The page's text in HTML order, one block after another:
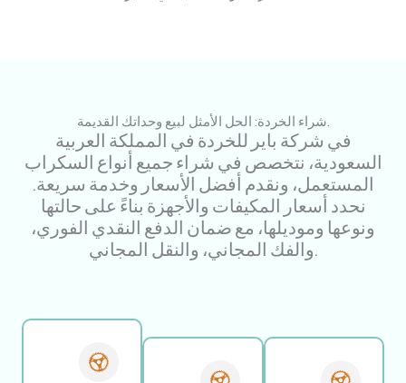
شراء الخردة: الحل الأمثل لبيع وحداتك القديمة.
في شركة باير للخردة في المملكة العربية
السعودية، نتخصص في شراء جميع أنواع السكراب
المستعمل، ونقدم أفضل الأسعار وخدمة سريعة.
نحدد أسعار المكيفات والأجهزة بناءً على حالتها
ونوعها وموديلها، مع ضمان الدفع النقدي الفوري،
والفك المجاني، والنقل المجاني.